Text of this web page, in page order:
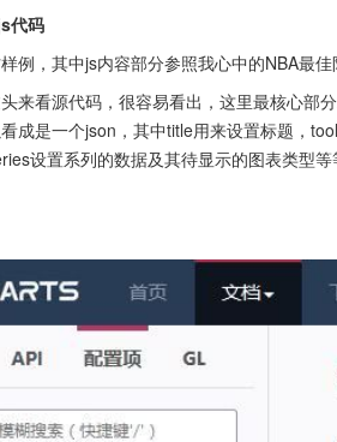
代码
例，其中js内容部分参照我心中的NBA最佳
来看源代码，很容易看出，这里最核心部
成是一个json，其中title用来设置标题，
设置系列的数据及其待显示的图表类型